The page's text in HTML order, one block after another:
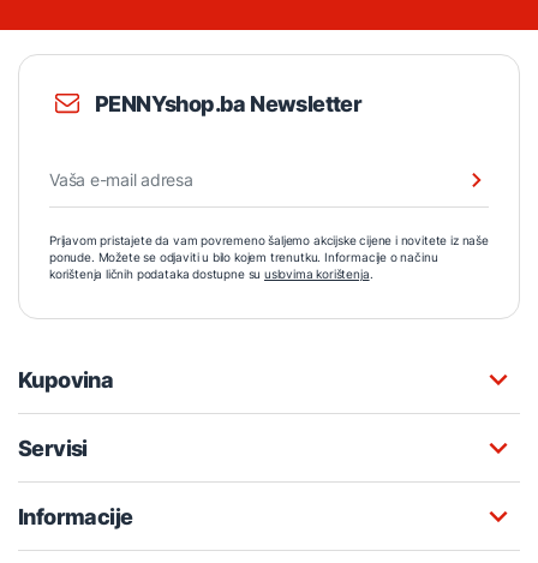
PENNYshop.ba Newsletter
Prijavom pristajete da vam povremeno šaljemo akcijske cijene i novitete iz naše
ponude. Možete se odjaviti u bilo kojem trenutku. Informacije o načinu
korištenja ličnih podataka dostupne su uslovima korištenja.
Kupovina
Servisi
Informacije